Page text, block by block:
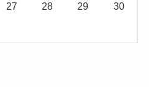
27 28 29 30